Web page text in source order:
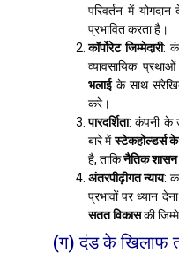
परिवर्तन में
प्रभावित करता है।
कॉर्पोरेट जिम्मेदारी:
व्यावसायिक
भलाईके साथ
करे।
पारदर्शिता: कंपनी के
बारे मेंस्टेकहोल्डर्स
है, ताकिनैतिक शासन
अंतरपीढ़ीगत न्याय:
प्रभावों पर ध्यान
सतत विकासकी
(ग) दंड के खिलाफ